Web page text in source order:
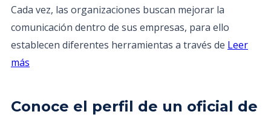
Cada vez, las organizaciones buscan mejorar la
comunicación dentro de sus empresas, para ello
establecen diferentes herramientas a través de Leer
más
Conoce el perfil de un oficial de